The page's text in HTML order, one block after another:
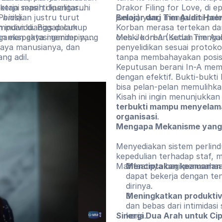
masih dipengaruhi
bias).
seperti kualitas
justru turut
dianggap cukup
ekspektasi gender yang
Bias dalam
gaya memimpin,
manusianya, dan
adil.
Belajar dari Tim Audit
Drakor Filing for Love, di
junior) yang mengalami
Korban merasa tertekan
oleh Jo In-A (Ketua Tim
Meski korban sudah
penyelidikan sesuai
tanpa membahayakan
Keputusan berani In-A
dengan efektif. Bukti-bukti
bisa pelan-pelan
Kisah ini ingin
terbukti mampu
organisasi.
Mengapa Mekanisme
Menyediakan sistem
kepedulian terhadap staf,
Manfaatnya bagi
Menciptakan
dapat bekerja dengan
dirinya.
Meningkatkan
dan bebas dari
kerja.
Sinergi Dua Arah untuk